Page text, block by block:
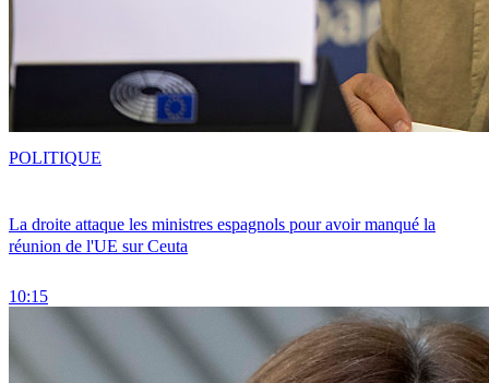
La droite attaque les ministres espagnols pour avoir manqué la
réunion de l'UE sur Ceuta
10:15
POLITIQUE